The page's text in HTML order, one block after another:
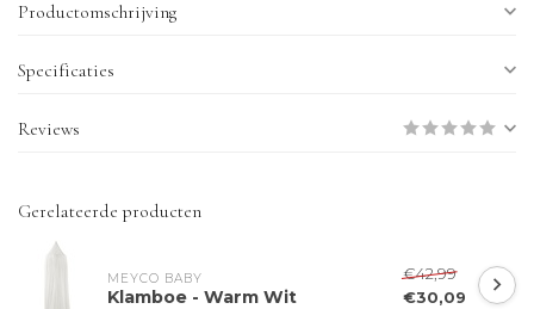
Productomschrijving
Specificaties
Reviews
Gerelateerde producten
MEYCO BABY
Klamboe - Warm Wit
€42,99
€30,09